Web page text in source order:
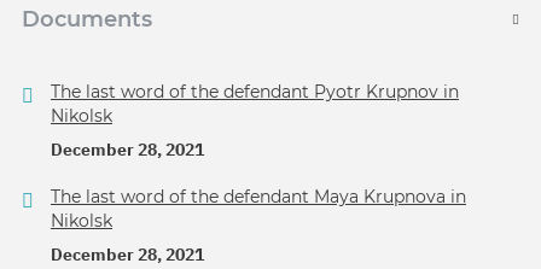
Documents
The last word of the defendant Pyotr Krupnov in
Nikolsk
December 28, 2021
The last word of the defendant Maya Krupnova in
Nikolsk
December 28, 2021